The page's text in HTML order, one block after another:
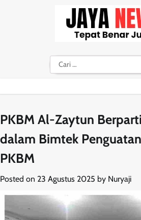
Cari
untuk:
PKBM Al-Zaytun
dalam Bimtek
PKBM
Posted on 23 Agustus 2025 by Nuryaji